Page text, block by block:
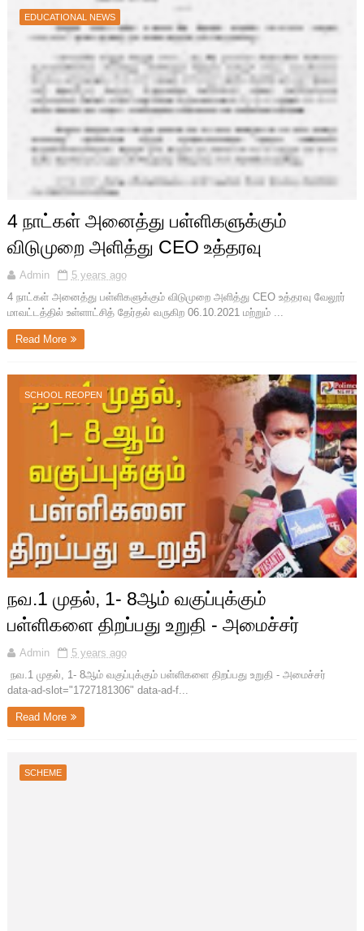
EDUCATIONAL NEWS
4 நாட்கள் அனைத்து பள்ளிகளுக்கும்
விடுமுறை அளித்து CEO உத்தரவு
Admin
5 years ago
4 நாட்கள் அனைத்து பள்ளிகளுக்கும் விடுமுறை அளித்து CEO உத்தரவு வேலூர்
மாவட்டத்தில் உள்ளாட்சித் தேர்தல் வருகிற 06.10.2021 மற்றும் ...
Read More
SCHOOL REOPEN
நவ.1 முதல், 1- 8ஆம் வகுப்புக்கும்
பள்ளிகளை திறப்பது உறுதி - அமைச்சர்
Admin
5 years ago
நவ.1 முதல், 1- 8ஆம் வகுப்புக்கும் பள்ளிகளை திறப்பது உறுதி - அமைச்சர்
data-ad-slot="1727181306" data-ad-f...
Read More
SCHEME